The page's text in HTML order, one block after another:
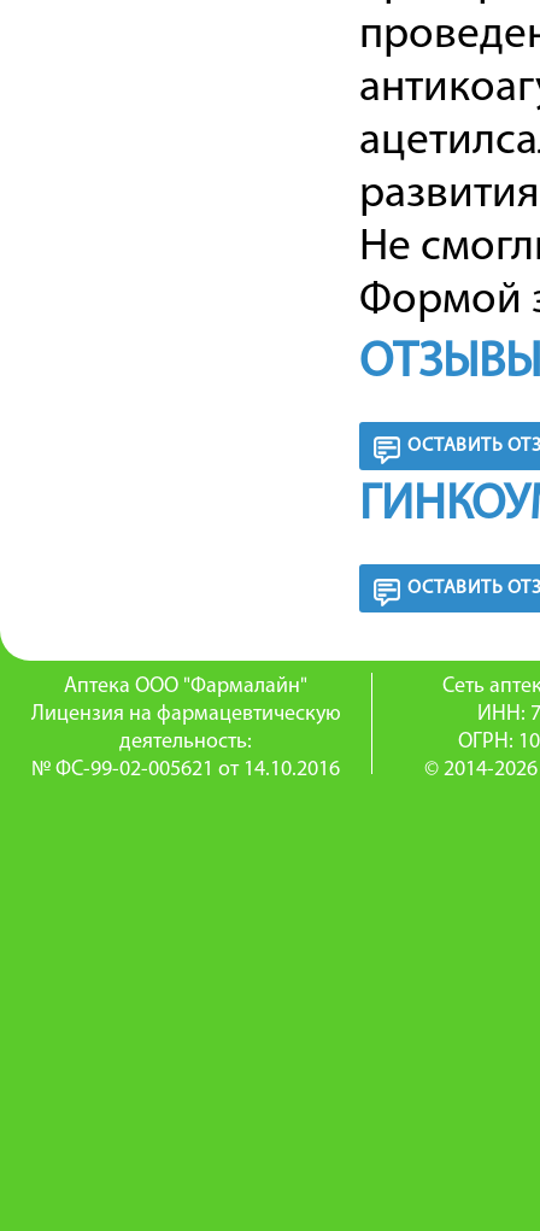
Не
Формой
ОСТАВИТЬ
ОСТАВИТЬ
Аптека ООО "Фармалайн"
Лицензия на фармацевтическую
деятельность:
№ ФС-99-02-005621 от 14.10.2016
Сеть
ИНН:
ОГРН:
© 2014-